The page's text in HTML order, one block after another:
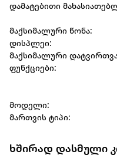
დამატებითი
მაქსიმალური წონა:
დისპლეი:
მაქსიმალური
ფუნქციები:
მოდელი:
მართვის ტიპი:
ხშირად დასმული